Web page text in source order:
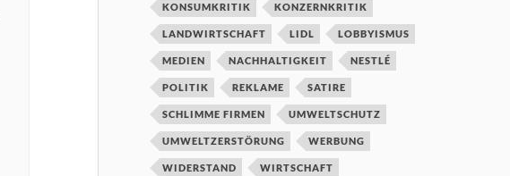
KONSUMKRITIK KONZERNKRITIK
LANDWIRTSCHAFT LIDL LOBBYISMUS
MEDIEN NACHHALTIGKEIT NESTLÉ
POLITIK REKLAME SATIRE
SCHLIMME FIRMEN UMWELTSCHUTZ
UMWELTZERSTÖRUNG WERBUNG
WIDERSTAND WIRTSCHAFT